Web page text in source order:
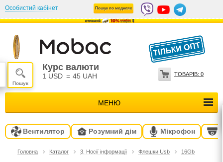
Особистий кабінет Пошук по моделях
Курс валюти
1 USD = 45 UAH
МЕНЮ
ТОВАРІВ: 0
Вентилятор Розумний дім Мікрофон
Головна Каталог 3. Носії інформації Флешки Usb 16Gb